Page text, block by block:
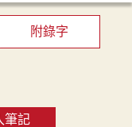
附錄字
筆記